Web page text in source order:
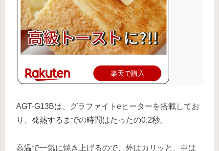
楽天で購入
AGT-G13Bは、グラファイトeヒーターを搭載してお
り、発熱するまでの時間はたったの0.2秒。
高温で一気に焼き上げるので、外はカリッと、中は